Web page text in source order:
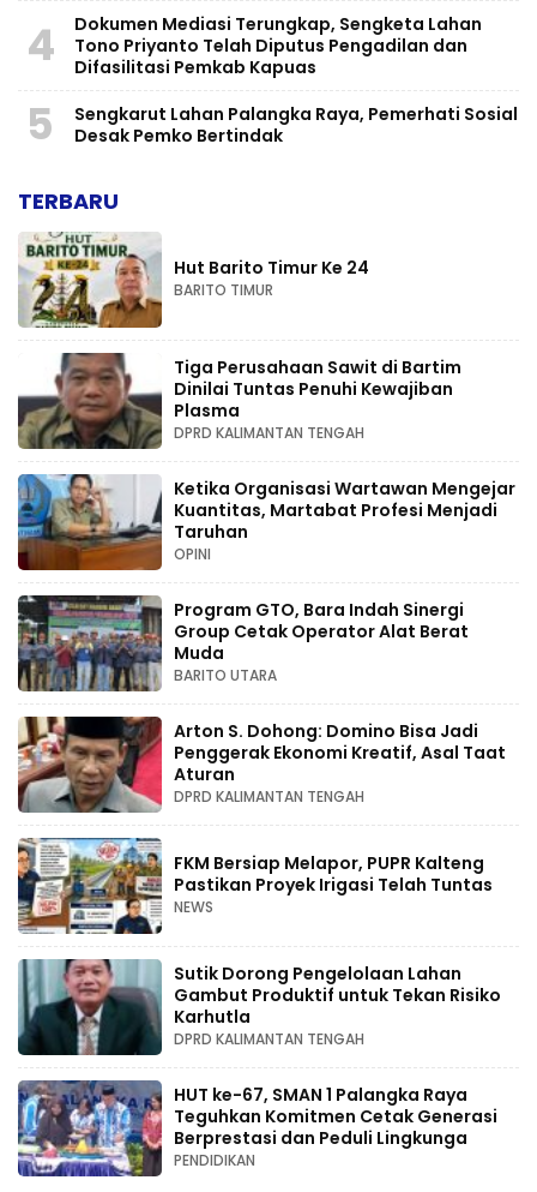
4
​Dokumen Mediasi Terungkap, Sengketa Lahan
Tono Priyanto Telah Diputus Pengadilan dan
Difasilitasi Pemkab Kapuas
5
Sengkarut Lahan Palangka Raya, Pemerhati Sosial
Desak Pemko Bertindak
TERBARU
Hut Barito Timur Ke 24
BARITO TIMUR
Tiga Perusahaan Sawit di Bartim
Dinilai Tuntas Penuhi Kewajiban
Plasma
DPRD KALIMANTAN TENGAH
Ketika Organisasi Wartawan Mengejar
Kuantitas, Martabat Profesi Menjadi
Taruhan
OPINI
Program GTO, Bara Indah Sinergi
Group Cetak Operator Alat Berat
Muda
BARITO UTARA
Arton S. Dohong: Domino Bisa Jadi
Penggerak Ekonomi Kreatif, Asal Taat
Aturan
DPRD KALIMANTAN TENGAH
FKM Bersiap Melapor, PUPR Kalteng
Pastikan Proyek Irigasi Telah Tuntas
NEWS
Sutik Dorong Pengelolaan Lahan
Gambut Produktif untuk Tekan Risiko
Karhutla
DPRD KALIMANTAN TENGAH
HUT ke-67, SMAN 1 Palangka Raya
Teguhkan Komitmen Cetak Generasi
Berprestasi dan Peduli Lingkunga
PENDIDIKAN